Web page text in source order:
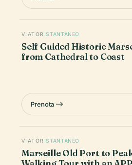
VIATOR ISTANTANEO
Self Guided Historic
from Cathedral to Coast
Prenota
VIATOR ISTANTANEO
Marseille Old Port to